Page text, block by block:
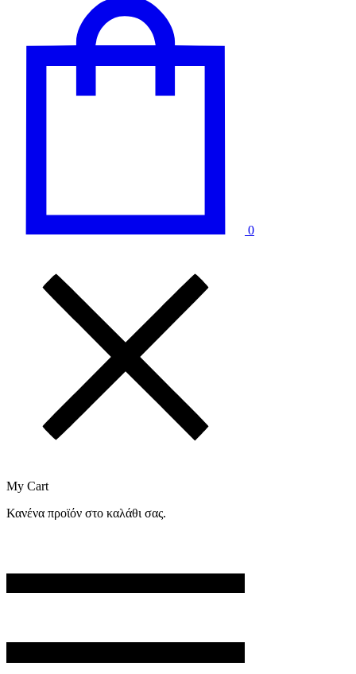
0
My Cart
Κανένα προϊόν στο καλάθι σας.